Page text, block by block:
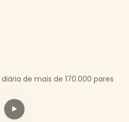
de mais de 170.000 pares